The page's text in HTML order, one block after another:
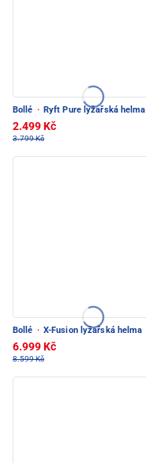
Bollé · Ryft Pure lyžařská helma
2.499 Kč
3.799 Kč
Bollé · X-Fusion lyžařská helma
6.999 Kč
8.599 Kč